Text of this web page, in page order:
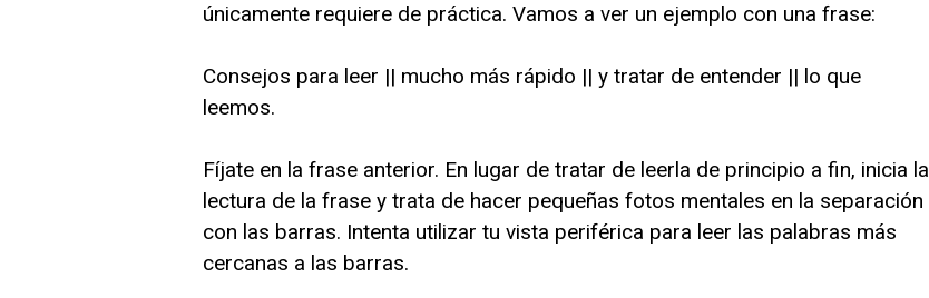
únicamente requiere de práctica. Vamos a ver un ejemplo con una frase:
Consejos para leer || mucho más rápido || y tratar de entender || lo que
leemos.
Fíjate en la frase anterior. En lugar de tratar de leerla de principio a fin, inicia la
lectura de la frase y trata de hacer pequeñas fotos mentales en la separación
con las barras. Intenta utilizar tu vista periférica para leer las palabras más
cercanas a las barras.